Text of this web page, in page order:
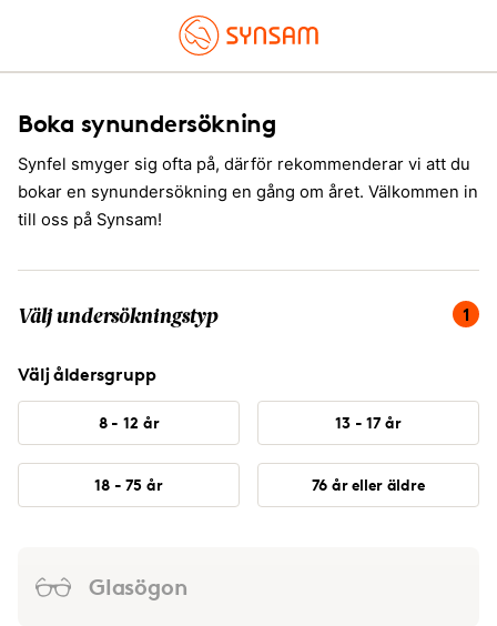
Boka synundersökning
Synfel smyger sig ofta på, därför rekommenderar vi att du
bokar en synundersökning en gång om året. Välkommen in
till oss på Synsam!
1
Välj undersökningstyp
Välj åldersgrupp
8 - 12 år 13 - 17 år
18 - 75 år 76 år eller äldre
Glasögon